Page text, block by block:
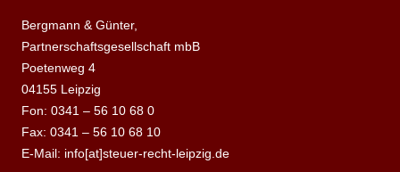
Bergmann & Günter,
Partnerschaftsgesellschaft mbB
Poetenweg 4
04155 Leipzig
Fon: 0341 – 56 10 68 0
Fax: 0341 – 56 10 68 10
E-Mail: info[at]steuer-recht-leipzig.de